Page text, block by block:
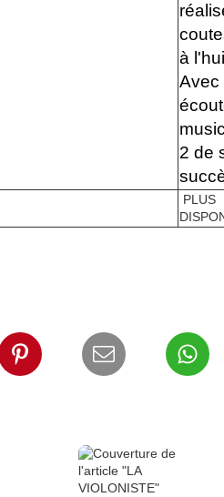
à
Avec
2 de
PLUS